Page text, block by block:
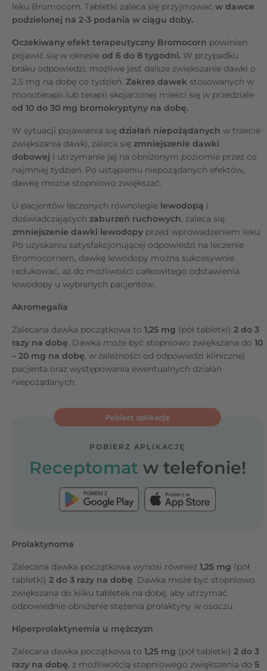
leku Bromocorn. Tabletki zaleca się przyjmować w dawce
podzielonej na 2-3 podania w ciągu doby.
Oczekiwany efekt terapeutyczny Bromocorn powinien
pojawić się w okresie od 6 do 8 tygodni. W przypadku
braku odpowiedzi, możliwe jest dalsze zwiększanie dawki o
2,5 mg na dobę co tydzień. Zakres dawek stosowanych w
monoterapii lub terapii skojarzonej mieści się w przedziale
od 10 do 30 mg bromokryptyny na dobę.
W sytuacji pojawienia się działań niepożądanych w trakcie
zwiększania dawki, zaleca się zmniejszenie dawki
dobowej i utrzymanie jej na obniżonym poziomie przez co
najmniej tydzień. Po ustąpieniu niepożądanych efektów,
dawkę można stopniowo zwiększać.
U pacjentów leczonych równolegle lewodopą i
doświadczających zaburzeń ruchowych, zaleca się
zmniejszenie dawki lewodopy przed wprowadzeniem leku.
Po uzyskaniu satysfakcjonującej odpowiedzi na leczenie
Bromocornem, dawkę lewodopy można sukcesywnie
redukować, aż do możliwości całkowitego odstawienia
lewodopy u wybranych pacjentów.
Akromegalia
Zalecana dawka początkowa to 1,25 mg (pół tabletki) 2 do 3
razy na dobę. Dawka może być stopniowo zwiększana do 10
– 20 mg na dobę, w zależności od odpowiedzi klinicznej
pacjenta oraz występowania ewentualnych działań
niepożądanych.
Pobierz aplikację
POBIERZ APLIKACJĘ
Receptomat w telefonie!
Prolaktynoma
Zalecana dawka początkowa wynosi również 1,25 mg (pół
tabletki) 2 do 3 razy na dobę. Dawka może być stopniowo
zwiększana do kilku tabletek na dobę, aby utrzymać
odpowiednie obniżenie stężenia prolaktyny w osoczu.
Hiperprolaktynemia u mężczyzn
Zalecana dawka początkowa to 1,25 mg (pół tabletki) 2 do 3
razy na dobę, z możliwością stopniowego zwiększenia do 5